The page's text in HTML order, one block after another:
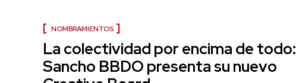
NOMBRAMIENTOS
La colectividad por encima de todo:
Sancho BBDO presenta su nuevo